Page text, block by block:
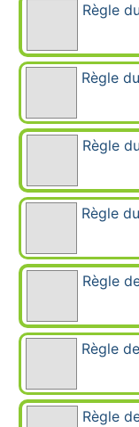
Règle
Règle
Règle
Règle
Règle
Règle
Règle